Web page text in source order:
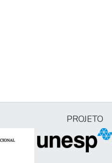
PROJETO